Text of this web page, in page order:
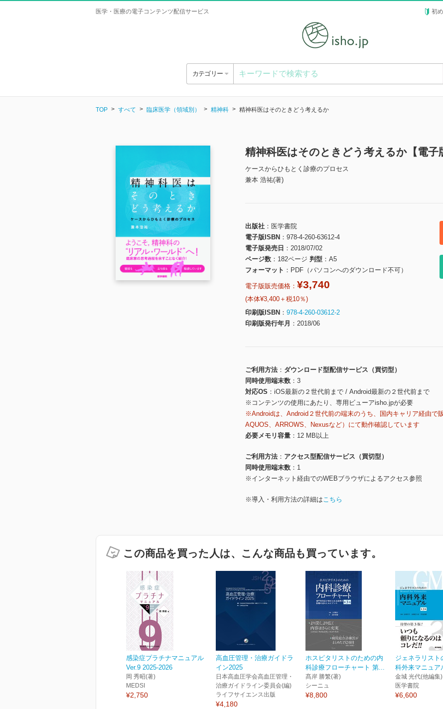
医学・医療の電子コンテンツ配信サービス 初
カテゴリー
TOP すべて 臨床医学（領域別） 精神科 精神科医はそのときどう考えるか
精神科医はそのときどう考えるか【電子
ケースからひもとく診療のプロセス
兼本 浩祐(著)
出版社
医学書院
電子版ISBN
978-4-260-63612-4
電子版発売日
2018/07/02
ページ数
182ページ 判型
A5
フォーマット
PDF（パソコンへのダウンロード不可）
電子版販売価格： ¥3,740
(本体¥3,400＋税10％)
印刷版ISBN
978-4-260-03612-2
印刷版発行年月
2018/06
ご利用方法
ダウンロード型配信サービス（買切型）
同時使用端末数
3
対応OS
iOS最新の２世代前まで / Android最新の２世代前まで
※コンテンツの使用にあたり、専用ビューアisho.jpが必要
※Androidは、Android２世代前の端末のうち、国内キャリア経由で
AQUOS、ARROWS、Nexusなど）にて動作確認しています
必要メモリ容量
12 MB以上
ご利用方法
アクセス型配信サービス（買切型）
同時使用端末数
1
※インターネット経由でのWEBブラウザによるアクセス参照
※導入・利用方法の詳細はこちら
この商品を買った人は、こんな商品も買っています。
感染症プラチナマニュアル
Ver.9 2025-2026
岡 秀昭(著)
MEDSI
¥2,750
高血圧管理・治療ガイドラ
イン2025
日本高血圧学会高血圧管理・
治療ガイドライン委員会(編)
ライフサイエンス出版
¥4,180
ホスピタリストのための内
科診療フローチャート 第...
髙岸 勝繁(著)
シーニュ
¥8,800
ジェネラリスト
科外来マニュア
金城 光代(他編集)
医学書院
¥6,600